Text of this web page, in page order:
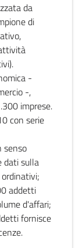
da
di
-
-,
imprese.
con serie
senso
dati sulla
addetti
d'affari;
fornisce